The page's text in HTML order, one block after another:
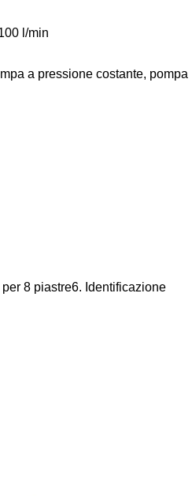
l/min
a pressione costante, pompa
8 piastre6. Identificazione